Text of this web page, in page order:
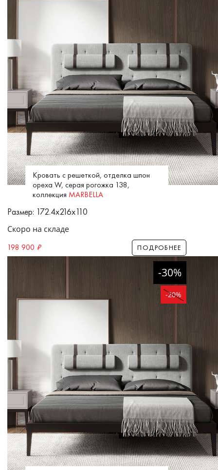
Кровать с решеткой, отделка шпон
ореха W, серая рогожка 138,
коллекция MARBELLA
Размер: 172.4x216x110
Скоро на складе
198 900 ₽ ПОДРОБНЕЕ
-30%
-20%